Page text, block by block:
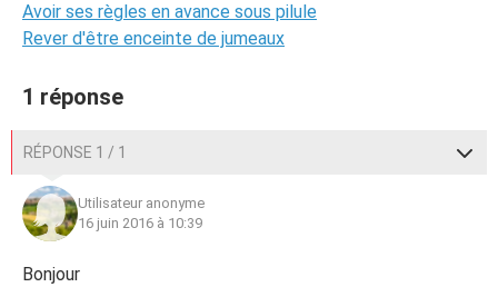
Avoir ses règles en avance sous pilule
Rever d'être enceinte de jumeaux
1 réponse
RÉPONSE 1 / 1
Utilisateur anonyme
16 juin 2016 à 10:39
Bonjour